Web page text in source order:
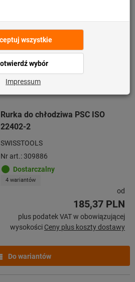
237,85 PLN
plus podatek VAT w obowiązującej
wysokości
Ceny plus koszty dostawy
Do wariantów
Rurka do chłodziwa PSC ISO
22402-2
SWISSTOOLS
Nr art.: 309886
Dostarczalny
4 wariantów
od
185,37 PLN
plus podatek VAT w obowiązującej
wysokości Ceny plus koszty dostawy
Do wariantów